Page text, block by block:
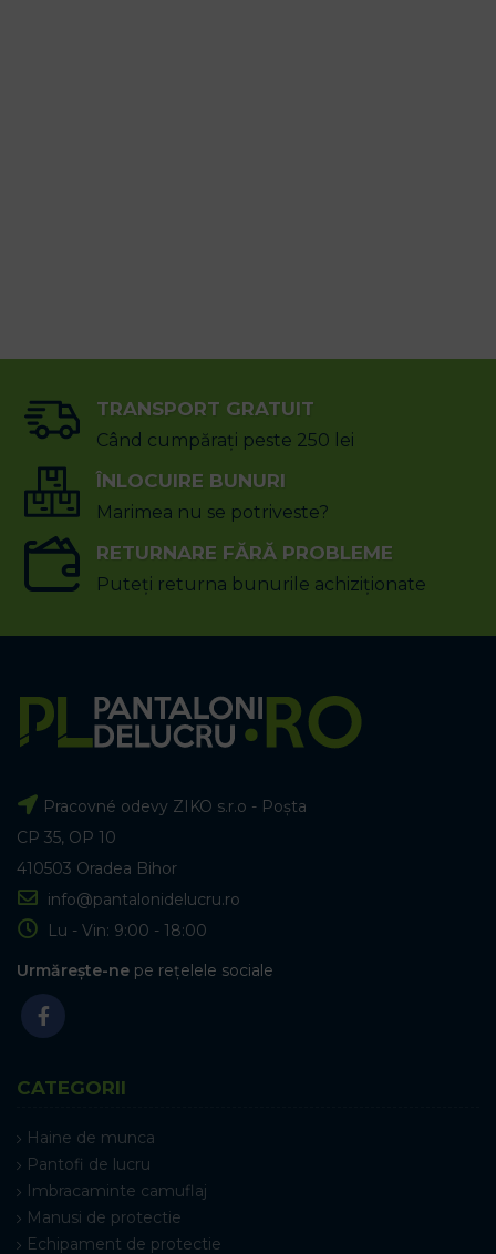
TRANSPORT GRATUIT
Când cumpărați peste 250 lei
ÎNLOCUIRE BUNURI
Marimea nu se potriveste?
RETURNARE FĂRĂ PROBLEME
Puteți returna bunurile achiziționate
Pracovné odevy ZIKO s.r.o - Poșta
CP 35, OP 10
410503 Oradea Bihor
info@pantalonidelucru.ro
Lu - Vin: 9:00 - 18:00
Urmărește-ne pe rețelele sociale
CATEGORII
Haine de munca
Pantofi de lucru
Imbracaminte camuflaj
Manusi de protectie
Echipament de protectie